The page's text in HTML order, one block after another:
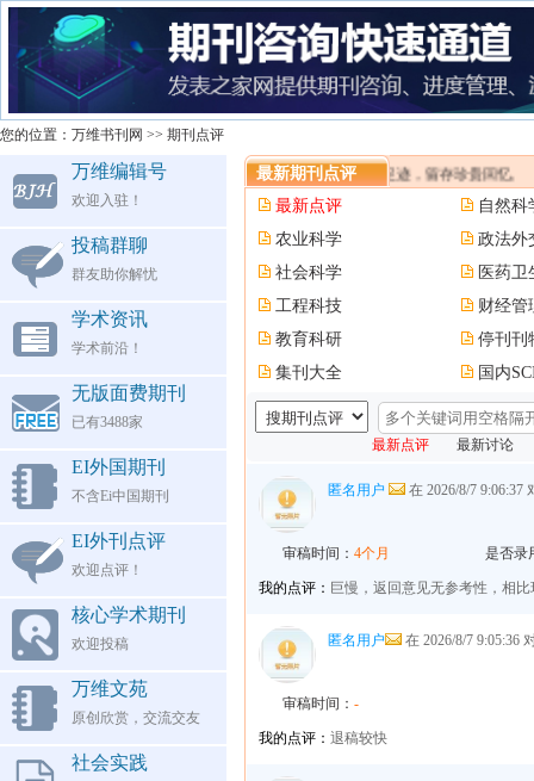
您的位置： 万维书刊网 >> 期刊点评
万维编辑号
欢迎入驻！
投稿群聊
群友助你解忧
学术资讯
学术前沿！
无版面费期刊
已有3488家
EI外国期刊
不含Ei中国期刊
EI外刊点评
欢迎点评！
核心学术期刊
欢迎投稿
万维文苑
原创欣赏，交流交友
社会实践
最新期刊点评
记录学术足迹，留存珍贵回忆。
最新点评
自然科
农业科学
政法外
社会科学
医药卫
工程科技
财经管
教育科研
停刊刊
集刊大全
国内
最新点评 最新讨论
匿名用户 在 2026/8/7 9:06:37
审稿时间： 4个月 是否录
我的点评： 巨慢，返回意见无参考性，相
匿名用户 在 2026/8/7 9:05:36
审稿时间： -
我的点评： 退稿较快